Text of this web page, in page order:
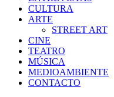
CULTURA
ARTE
STREET ART
CINE
TEATRO
MÚSICA
MEDIOAMBIENTE
CONTACTO